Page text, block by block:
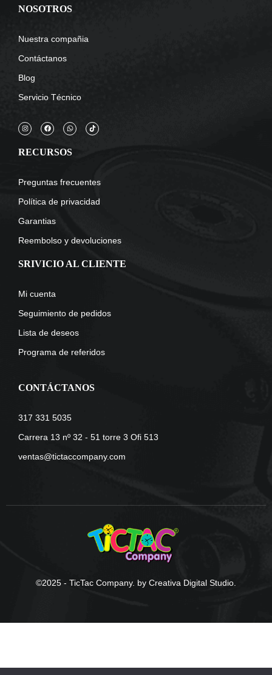
NOSOTROS
Nuestra compañia
Contáctanos
Blog
Servicio Técnico
RECURSOS
Preguntas frecuentes
Política de privacidad
Garantias
Reembolso y devoluciones
SRIVICIO AL CLIENTE
Mi cuenta
Seguimiento de pedidos
Lista de deseos
Programa de referidos
CONTÁCTANOS
317 331 5035
Carrera 13 nº 32 - 51 torre 3 Ofi 513
ventas@tictaccompany.com
©2025 - TicTac Company. by Creativa Digital Studio.